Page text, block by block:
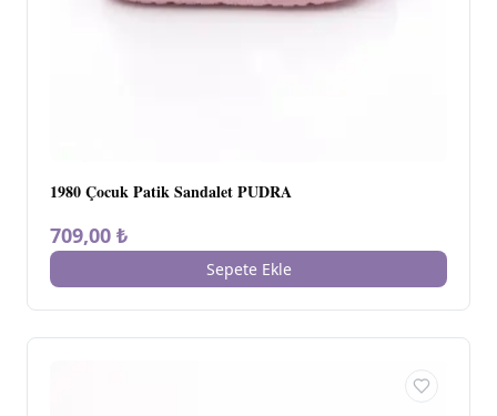
1980 Çocuk Patik Sandalet PUDRA
709,00 ₺
Sepete Ekle